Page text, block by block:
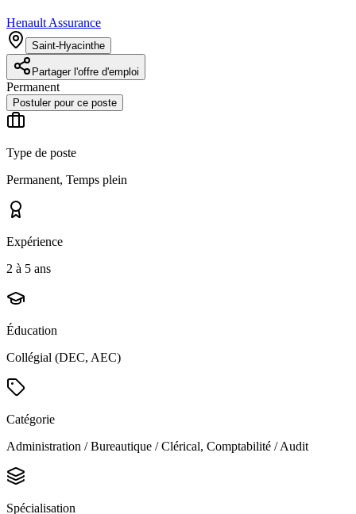
Henault Assurance
Saint-Hyacinthe
Partager l'offre d'emploi
Permanent
Postuler pour ce poste
Type de poste
Permanent, Temps plein
Expérience
2 à 5 ans
Éducation
Collégial (DEC, AEC)
Catégorie
Administration / Bureautique / Clérical, Comptabilité / Audit
Spécialisation